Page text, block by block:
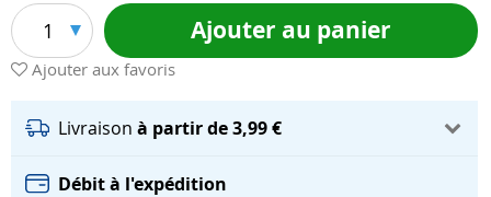
1 Ajouter au panier
Ajouter aux favoris
Livraison à partir de 3,99 €
Débit à l'expédition